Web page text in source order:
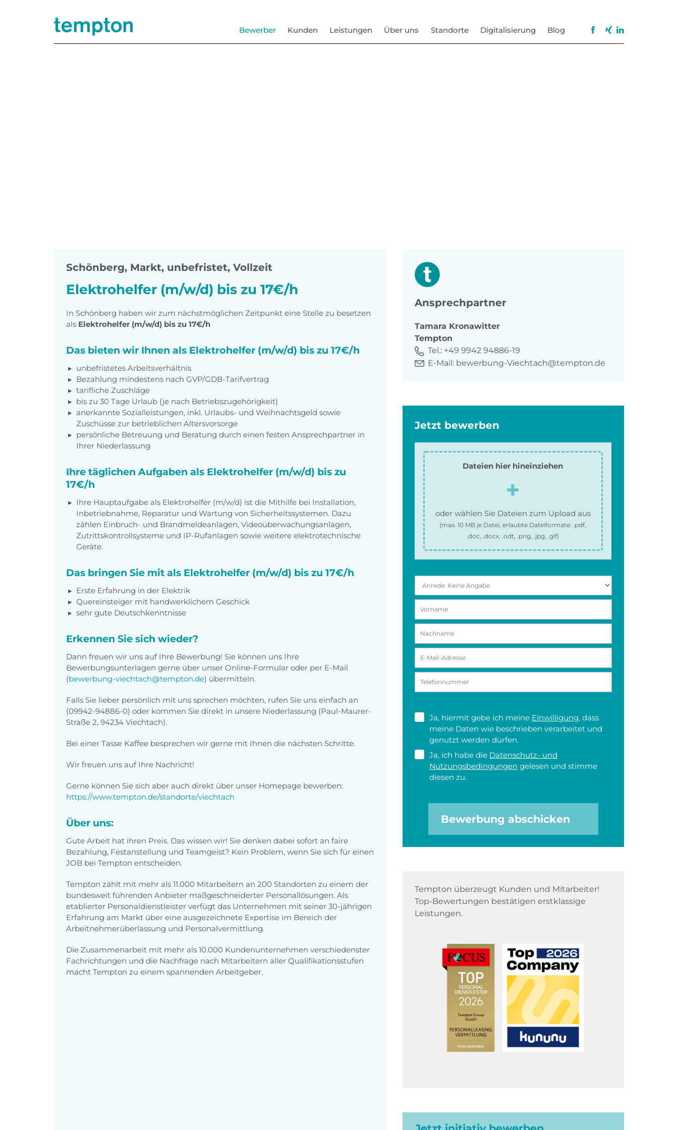
Bewerber Kunden Leistungen Über uns Standorte Digitalisierung Blog
Schönberg, Markt, unbefristet, Vollzeit
Elektrohelfer (m/w/d) bis zu 17€/h
In Schönberg haben wir zum nächstmöglichen Zeitpunkt eine Stelle zu besetzen
als Elektrohelfer (m/w/d) bis zu 17€/h
Das bieten wir Ihnen als Elektrohelfer (m/w/d) bis zu 17€/h
unbefristetes Arbeitsverhältnis
Bezahlung mindestens nach GVP/GDB-Tarifvertrag
tarifliche Zuschläge
bis zu 30 Tage Urlaub (je nach Betriebszugehörigkeit)
anerkannte Sozialleistungen, inkl. Urlaubs- und Weihnachtsgeld sowie
Zuschüsse zur betrieblichen Altersvorsorge
persönliche Betreuung und Beratung durch einen festen Ansprechpartner in
Ihrer Niederlassung
Ihre täglichen Aufgaben als Elektrohelfer (m/w/d) bis zu
17€/h
Ihre Hauptaufgabe als Elektrohelfer (m/w/d) ist die Mithilfe bei Installation,
Inbetriebnahme, Reparatur und Wartung von Sicherheitssystemen. Dazu
zählen Einbruch- und Brandmeldeanlagen, Videoüberwachungsanlagen,
Zutrittskontrollsysteme und IP-Rufanlagen sowie weitere elektrotechnische
Geräte.
Das bringen Sie mit als Elektrohelfer (m/w/d) bis zu 17€/h
Erste Erfahrung in der Elektrik
Quereinsteiger mit handwerklichem Geschick
sehr gute Deutschkenntnisse
Erkennen Sie sich wieder?
Dann freuen wir uns auf Ihre Bewerbung! Sie können uns Ihre
Bewerbungsunterlagen gerne über unser Online-Formular oder per E-Mail
(bewerbung-viechtach@tempton.de) übermitteln.
Falls Sie lieber persönlich mit uns sprechen möchten, rufen Sie uns einfach an
(09942-94886-0) oder kommen Sie direkt in unsere Niederlassung (Paul-Maurer-
Straße 2, 94234 Viechtach).
Bei einer Tasse Kaffee besprechen wir gerne mit Ihnen die nächsten Schritte.
Wir freuen uns auf Ihre Nachricht!
Gerne können Sie sich aber auch direkt über unser Homepage bewerben:
https://www.tempton.de/standorte/viechtach
Über uns:
Gute Arbeit hat ihren Preis. Das wissen wir! Sie denken dabei sofort an faire
Bezahlung, Festanstellung und Teamgeist? Kein Problem, wenn Sie sich für einen
JOB bei Tempton entscheiden.
Tempton zählt mit mehr als 11.000 Mitarbeitern an 200 Standorten zu einem der
bundesweit führenden Anbieter maßgeschneiderter Personallösungen. Als
etablierter Personaldienstleister verfügt das Unternehmen mit seiner 30-jährigen
Erfahrung am Markt über eine ausgezeichnete Expertise im Bereich der
Arbeitnehmerüberlassung und Personalvermittlung.
Die Zusammenarbeit mit mehr als 10.000 Kundenunternehmen verschiedenster
Fachrichtungen und die Nachfrage nach Mitarbeitern aller Qualifikationsstufen
macht Tempton zu einem spannenden Arbeitgeber.
Ansprechpartner
Tamara Kronawitter
Tempton
Tel.: +49 9942 94886-19
E-Mail: bewerbung-Viechtach@tempton.de
Jetzt bewerben
Dateien hier hineinziehen
oder wählen Sie Dateien zum Upload aus
(max.10 MB je Datei, erlaubte Dateiformate:.pdf,
.doc, .docx, .odt, .png, .jpg, .gif)
Ja, hiermit gebe ich meine Einwilligung, dass
meine Daten wie beschrieben verarbeitet und
genutzt werden dürfen.
Ja, ich habe die Datenschutz- und
Nutzungsbedingungen gelesen und stimme
diesen zu.
Bewerbung abschicken
Tempton überzeugt Kunden und Mitarbeiter!
Top-Bewertungen bestätigen erstklassige
Leistungen.